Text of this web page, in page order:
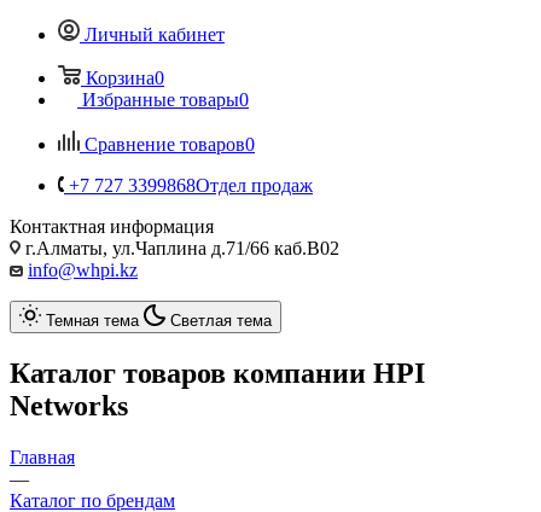
Личный кабинет
Корзина0
Избранные товары0
Сравнение товаров0
+7 727 3399868Отдел продаж
Контактная информация
г.Алматы, ул.Чаплина д.71/66 каб.B02
info@whpi.kz
Темная тема Светлая тема
Каталог товаров компании HPI
Networks
Главная
—
Каталог по брендам